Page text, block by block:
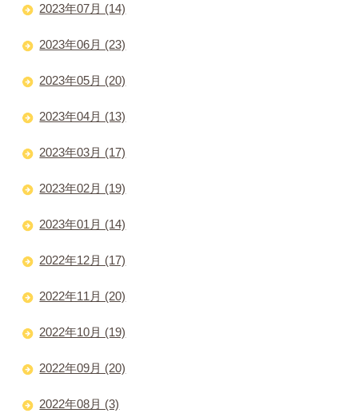
2023年07月 (14)
2023年06月 (23)
2023年05月 (20)
2023年04月 (13)
2023年03月 (17)
2023年02月 (19)
2023年01月 (14)
2022年12月 (17)
2022年11月 (20)
2022年10月 (19)
2022年09月 (20)
2022年08月 (3)